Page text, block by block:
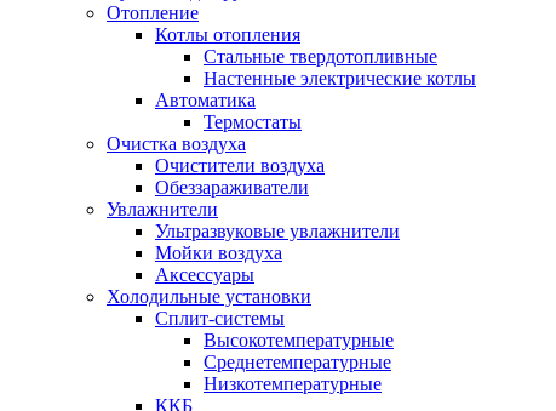
Отопление
Котлы отопления
Стальные твердотопливные
Настенные электрические котлы
Автоматика
Термостаты
Очистка воздуха
Очистители воздуха
Обеззараживатели
Увлажнители
Ультразвуковые увлажнители
Мойки воздуха
Аксессуары
Холодильные установки
Сплит-системы
Высокотемпературные
Среднетемпературные
Низкотемпературные
ККБ